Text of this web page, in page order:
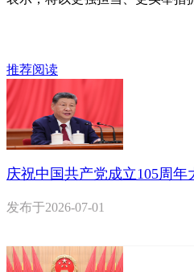
推荐阅读
庆祝中国共产党成立105周
发布于2026-07-01